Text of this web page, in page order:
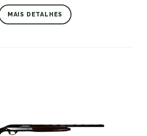
MAIS DETALHES